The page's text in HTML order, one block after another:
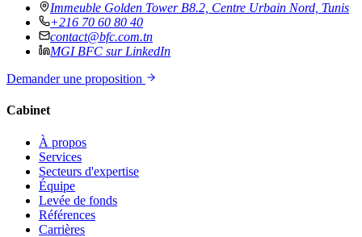
Immeuble Golden Tower B8.2, Centre Urbain Nord, Tunis
+216 70 60 80 40
contact@bfc.com.tn
MGI BFC sur LinkedIn
Demander une proposition
Cabinet
À propos
Services
Secteurs d'expertise
Équipe
Levée de fonds
Références
Carrières